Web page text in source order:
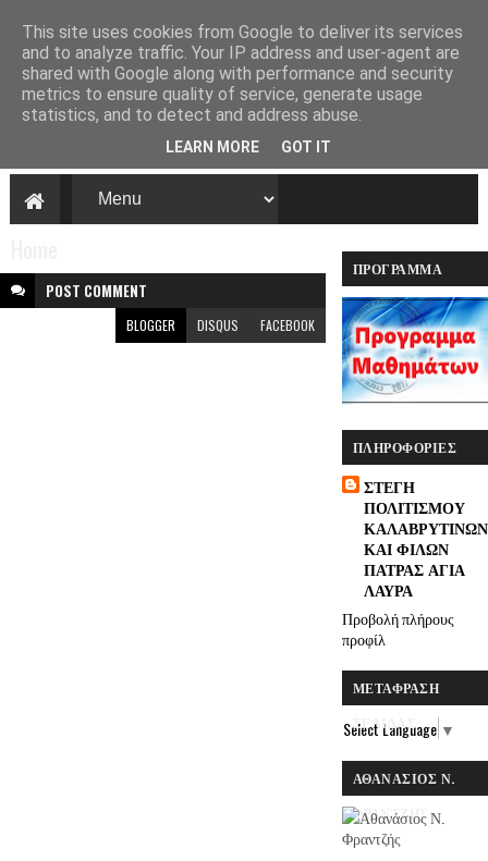
Στέγη πολιτισμού
και παράδοσης
και φίλων
Πάτρας ''Αγία
Λαύρα''
παράδοσης
Καλαβρυτινών και φίλων
Πάτρας ''Αγία Λαύρα''
ΠΡΟΓΡΑΜΜΑ ΔΥΤΙΚΗ ΕΛΛΑΔΑ
POST COMMENT
BLOGGER DISQUS FACEBOOK
ΠΡΌΓΡΑΜΜΑ
ΜΑΘΗΜΆΤΩΝ
ΠΛΗΡΟΦΟΡΊΕΣ
ΣΤΕΓΗ
ΠΟΛΙΤΙΣΜΟΥ
ΚΑΛΑΒΡΥΤΙΝΩΝ
ΚΑΙ ΦΙΛΩΝ
ΠΑΤΡΑΣ ΑΓΙΑ
ΛΑΥΡΑ
Προβολή πλήρους
προφίλ
ΜΕΤΆΦΡΑΣΗ
ΣΕΛΊΔΑΣ
Select Language ▼
ΑΘΑΝΆΣΙΟΣ Ν.
ΦΡΑΝΤΖΉΣ
This site uses cookies from Google to deliver its services
and to analyze traffic. Your IP address and user-agent are
shared with Google along with performance and security
metrics to ensure quality of service, generate usage
statistics, and to detect and address abuse.
LEARN MORE GOT IT